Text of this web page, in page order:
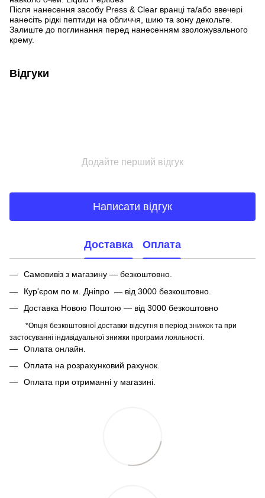
Після нанесення засобу Press & Clear вранці та/або ввечері
нанесіть рідкі пептиди на обличчя, шию та зону декольте.
Залиште до поглинання перед нанесенням зволожувального
крему.
Відгуки
Додайте перший відгук
Написати відгук
Доставка Оплата
Самовивіз з магазину — безкоштовно.
Кур'єром по м. Дніпро — від 3000 безкоштовно.
Доставка Новою Поштою — від 3000 безкоштовно
*Опція безкоштовної доставки відсутня в період знижок та при
застосуванні індивідуальної знижки програми лояльності.
Оплата онлайн.
Оплата на розрахунковий рахунок.
Оплата при отриманні у магазині.